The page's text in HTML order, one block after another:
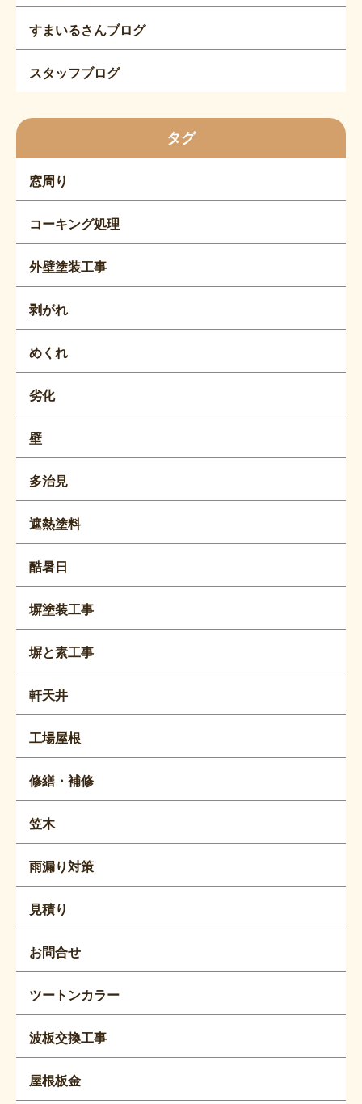
すまいるさんブログ
スタッフブログ
タグ
窓周り
コーキング処理
外壁塗装工事
剥がれ
めくれ
劣化
壁
多治見
遮熱塗料
酷暑日
塀塗装工事
塀と素工事
軒天井
工場屋根
修繕・補修
笠木
雨漏り対策
見積り
お問合せ
ツートンカラー
波板交換工事
屋根板金